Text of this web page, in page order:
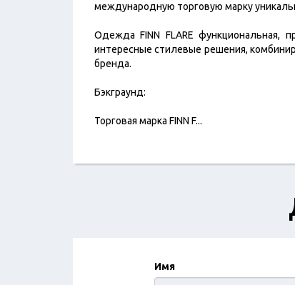
международную торговую марку
Одежда FINN FLARE функциональная,
интересные стилевые решения,
бренда.
Бэкграунд:
Торговая марка FINN F...
Имя